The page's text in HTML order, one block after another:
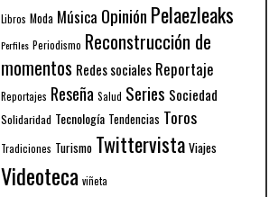
Libros Moda Música Opinión Pelaezleaks
Perfiles Periodismo Reconstrucción de
momentos Redes sociales Reportaje
Reportajes Reseña Salud Series Sociedad
Solidaridad Tecnología Tendencias Toros
Tradiciones Turismo Twittervista Viajes
Videoteca viñeta